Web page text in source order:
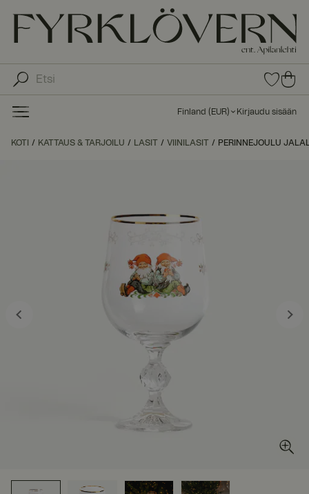
0
tuot
suo
0
tu
ot
a
Finland ( EUR) Kirjaudu sisään
KOTI KATTAUS & TARJOILU LASIT VIINILASIT PERINNEJOULU